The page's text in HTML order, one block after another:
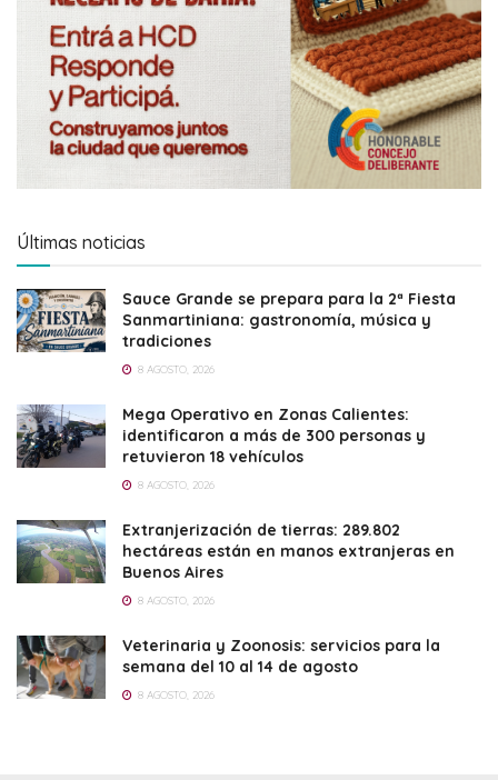
Últimas noticias
Sauce Grande se prepara para la 2ª Fiesta
Sanmartiniana: gastronomía, música y
tradiciones
8 AGOSTO, 2026
Mega Operativo en Zonas Calientes:
identificaron a más de 300 personas y
retuvieron 18 vehículos
8 AGOSTO, 2026
Extranjerización de tierras: 289.802
hectáreas están en manos extranjeras en
Buenos Aires
8 AGOSTO, 2026
Veterinaria y Zoonosis: servicios para la
semana del 10 al 14 de agosto
8 AGOSTO, 2026